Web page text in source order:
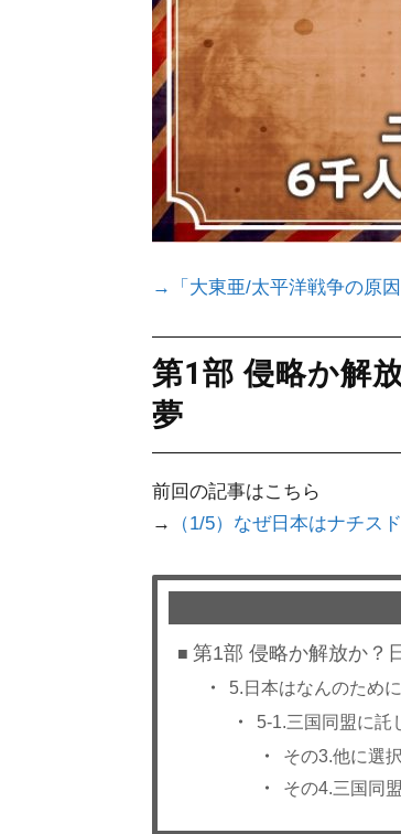
→ 「大東亜/太平洋戦争の原
第1部 侵略か解
夢
前回の記事はこちら
→
（1/5）なぜ日本はナチス
第1部 侵略か解放か？
5.日本はなんのため
5-1.三国同盟に託
その3.他に選
その4.三国同